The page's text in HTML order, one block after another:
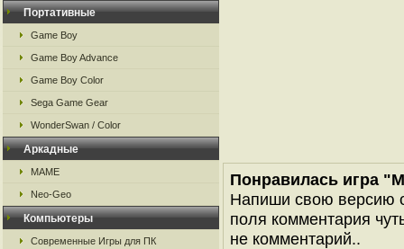
Портативные
Game Boy
Game Boy Advance
Game Boy Color
Sega Game Gear
WonderSwan / Color
Аркадные
MAME
Neo-Geo
Компьютеры
Современные Игры для ПК
Понравилась игра
Напиши свою версию
поля комментария
не комментарий..